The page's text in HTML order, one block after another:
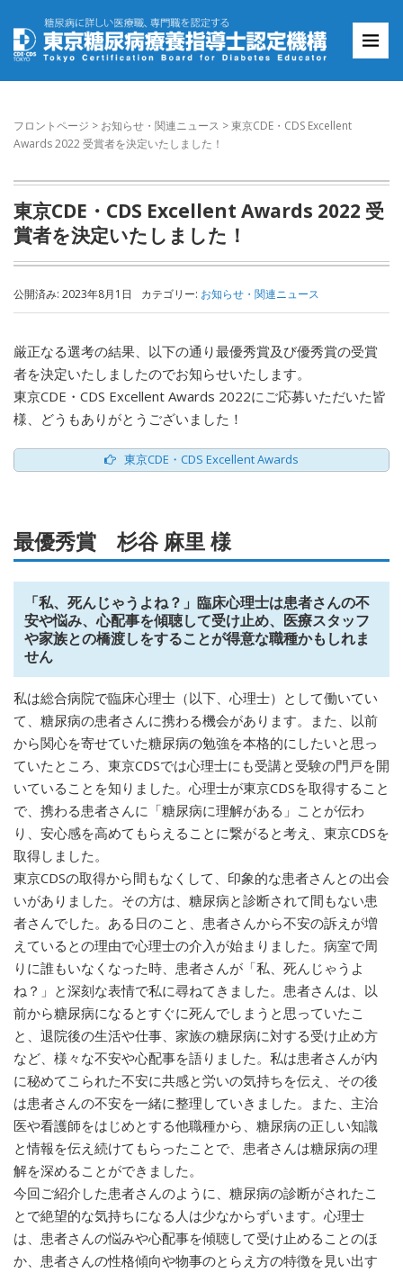
フロントページ > お知らせ・関連ニュース >東京CDE・CDS Excellent
Awards 2022 受賞者を決定いたしました！
東京CDE・CDS Excellent Awards 2022 受
賞者を決定いたしました！
公開済み: 2023年8月1日 カテゴリー: お知らせ・関連ニュース
厳正なる選考の結果、以下の通り最優秀賞及び優秀賞の受賞
者を決定いたしましたのでお知らせいたします。
東京CDE・CDS Excellent Awards 2022にご応募いただいた皆
様、どうもありがとうございました！
東京CDE・CDS Excellent Awards
最優秀賞 杉谷 麻里 様
「私、死んじゃうよね？」臨床心理士は患者さんの不
安や悩み、心配事を傾聴して受け止め、医療スタッフ
や家族との橋渡しをすることが得意な職種かもしれま
せん
私は総合病院で臨床心理士（以下、心理士）として働いてい
て、糖尿病の患者さんに携わる機会があります。また、以前
から関心を寄せていた糖尿病の勉強を本格的にしたいと思っ
ていたところ、東京CDSでは心理士にも受講と受験の門戸を開
いていることを知りました。心理士が東京CDSを取得すること
で、携わる患者さんに「糖尿病に理解がある」ことが伝わ
り、安心感を高めてもらえることに繋がると考え、東京CDSを
取得しました。
東京CDSの取得から間もなくして、印象的な患者さんとの出会
いがありました。その方は、糖尿病と診断されて間もない患
者さんでした。ある日のこと、患者さんから不安の訴えが増
えているとの理由で心理士の介入が始まりました。病室で周
りに誰もいなくなった時、患者さんが「私、死んじゃうよ
ね？」と深刻な表情で私に尋ねてきました。患者さんは、以
前から糖尿病になるとすぐに死んでしまうと思っていたこ
と、退院後の生活や仕事、家族の糖尿病に対する受け止め方
など、様々な不安や心配事を語りました。私は患者さんが内
に秘めてこられた不安に共感と労いの気持ちを伝え、その後
は患者さんの不安を一緒に整理していきました。また、主治
医や看護師をはじめとする他職種から、糖尿病の正しい知識
と情報を伝え続けてもらったことで、患者さんは糖尿病の理
解を深めることができました。
今回ご紹介した患者さんのように、糖尿病の診断がされたこ
とで絶望的な気持ちになる人は少なからずいます。心理士
は、患者さんの悩みや心配事を傾聴して受け止めることのほ
か、患者さんの性格傾向や物事のとらえ方の特徴を見い出す